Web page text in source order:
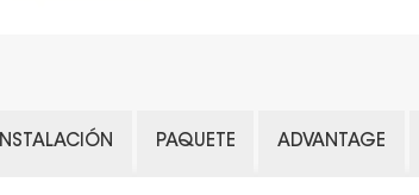
PAQUETE ADVANTAGE